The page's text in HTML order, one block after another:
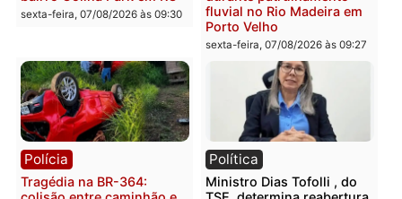
Casal é preso pela PRF
com mais de 72 quilos de
mercúrio escondidos em
estepe em Porto Velho
sexta-feira, 07/08/2026 às 09:38
Polícia
Polícia Civil deflagra
operação contra facção
criminosa que atacava
provedores de internet
Rondônia
sexta-feira, 07/08/2026 às